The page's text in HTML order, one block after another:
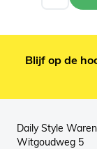
Blijf op de
Daily Style
Witgoudweg 5